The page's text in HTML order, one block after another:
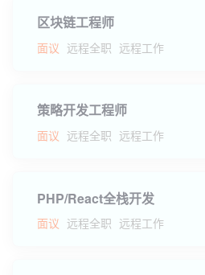
区块链工程师
面议 远程全职 远程工作
策略开发工程师
面议 远程全职 远程工作
PHP/React全栈开发
面议 远程全职 远程工作